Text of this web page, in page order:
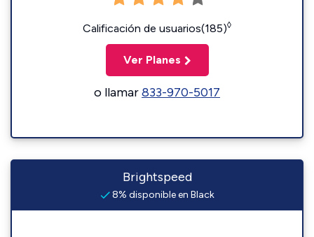
Calificación de usuarios(185)◊
Ver Planes
o llamar833-970-5017
Brightspeed
8% disponible en Black